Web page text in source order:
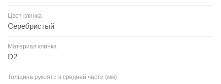
Цвет клинка
Серебристый
Материал клинка
D2
Толщина рукояти в средней части (мм)